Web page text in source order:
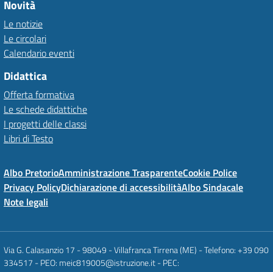
Novità
Le notizie
Le circolari
Calendario eventi
Didattica
Offerta formativa
Le schede didattiche
I progetti delle classi
Libri di Testo
Albo PretorioAmministrazione TrasparenteCookie Police
Privacy PolicyDichiarazione di accessibilitàAlbo Sindacale
Note legali
Via G. Calasanzio 17 - 98049 - Villafranca Tirrena (ME) - Telefono: +39 090
334517 - PEO: meic819005@istruzione.it - PEC: